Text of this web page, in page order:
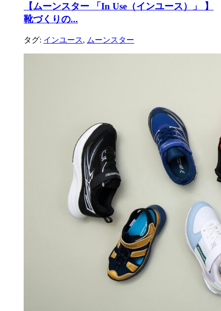
【ムーンスター 「In Use（インユース）」 】
靴づくりの...
タグ: インユース, ムーンスター